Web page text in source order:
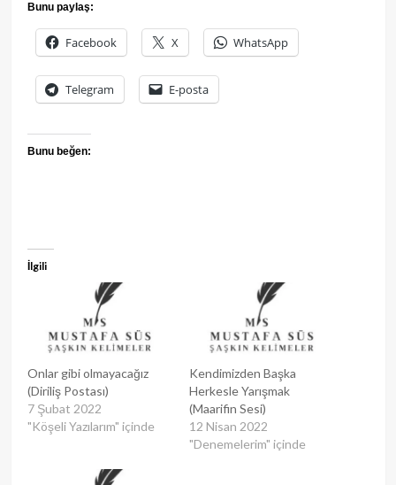
Bunu paylaş:
Facebook X WhatsApp
Telegram E-posta
Bunu beğen:
İlgili
Onlar gibi olmayacağız
(Diriliş Postası)
7 Şubat 2022
"Köşeli Yazılarım" içinde
Kendimizden Başka
Herkesle Yarışmak
(Maarifin Sesi)
12 Nisan 2022
"Denemelerim" içinde